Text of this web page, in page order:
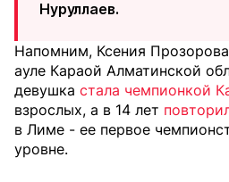
Нуруллаев.
Напомним, Ксения
ауле Караой Алматинской
девушка стала чемпионкой
взрослых, а в 14 лет
в Лиме - ее первое
уровне.